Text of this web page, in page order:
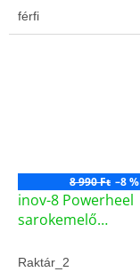
férfi
8 990 Ft –8 %
inov-8 Powerheel
sarokemelő
19932)
Raktár_2